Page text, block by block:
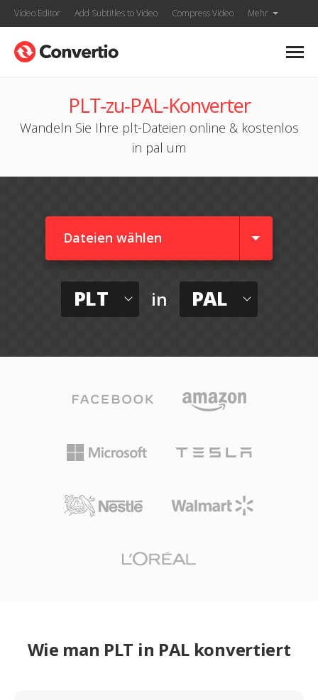
Video Editor Add Subtitles to Video Compress Video Mehr
PLT-zu-PAL-Konverter
Wandeln Sie Ihre plt-Dateien online & kostenlos
in pal um
Dateien wählen
PLT in PAL
Wie man PLT in PAL konvertiert